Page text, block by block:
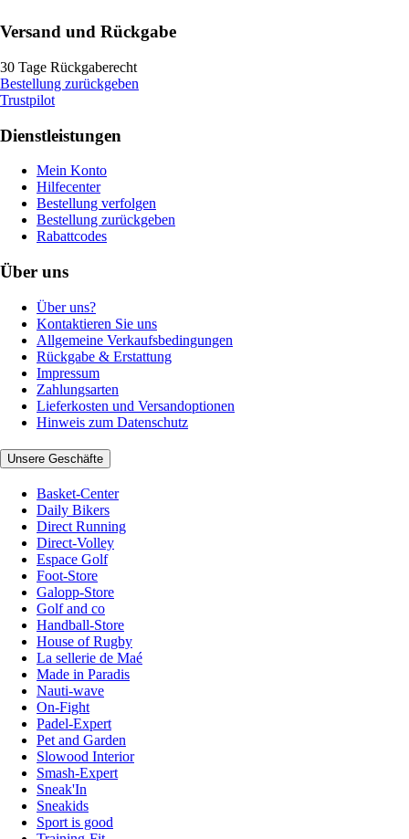
Versand und Rückgabe
30 Tage Rückgaberecht
Bestellung zurückgeben
Trustpilot
Dienstleistungen
Mein Konto
Hilfecenter
Bestellung verfolgen
Bestellung zurückgeben
Rabattcodes
Über uns
Über uns?
Kontaktieren Sie uns
Allgemeine Verkaufsbedingungen
Rückgabe & Erstattung
Impressum
Zahlungsarten
Lieferkosten und Versandoptionen
Hinweis zum Datenschutz
Unsere Geschäfte
Basket-Center
Daily Bikers
Direct Running
Direct-Volley
Espace Golf
Foot-Store
Galopp-Store
Golf and co
Handball-Store
House of Rugby
La sellerie de Maé
Made in Paradis
Nauti-wave
On-Fight
Padel-Expert
Pet and Garden
Slowood Interior
Smash-Expert
Sneak'In
Sneakids
Sport is good